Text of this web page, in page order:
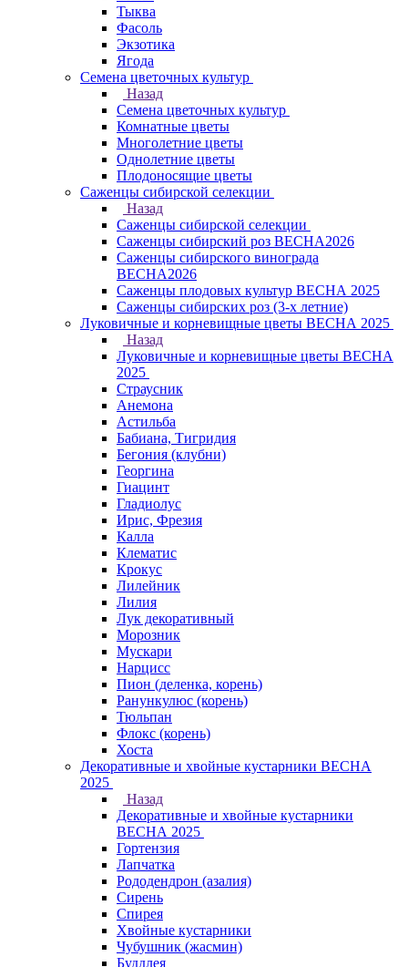
Тыква
Фасоль
Экзотика
Ягода
Семена цветочных культур
Назад
Семена цветочных культур
Комнатные цветы
Многолетние цветы
Однолетние цветы
Плодоносящие цветы
Саженцы сибирской селекции
Назад
Саженцы сибирской селекции
Саженцы сибирский роз ВЕСНА2026
Саженцы сибирского винограда
ВЕСНА2026
Саженцы плодовых культур ВЕСНА 2025
Саженцы сибирских роз (3-х летние)
Луковичные и корневищные цветы ВЕСНА 2025
Назад
Луковичные и корневищные цветы ВЕСНА
2025
Страусник
Анемона
Астильба
Бабиана, Тигридия
Бегония (клубни)
Георгина
Гиацинт
Гладиолус
Ирис, Фрезия
Калла
Клематис
Крокус
Лилейник
Лилия
Лук декоративный
Морозник
Мускари
Нарцисс
Пион (деленка, корень)
Ранункулюс (корень)
Тюльпан
Флокс (корень)
Хоста
Декоративные и хвойные кустарники ВЕСНА
2025
Назад
Декоративные и хвойные кустарники
ВЕСНА 2025
Гортензия
Лапчатка
Рододендрон (азалия)
Сирень
Спирея
Хвойные кустарники
Чубушник (жасмин)
Буддлея